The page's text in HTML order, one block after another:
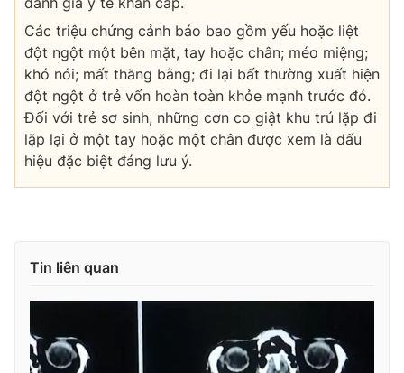
Các triệu chứng cảnh báo bao gồm yếu hoặc liệt
đột ngột một bên mặt, tay hoặc chân; méo miệng;
khó nói; mất thăng bằng; đi lại bất thường xuất hiện
đột ngột ở trẻ vốn hoàn toàn khỏe mạnh trước đó.
Đối với trẻ sơ sinh, những cơn co giật khu trú lặp đi
lặp lại ở một tay hoặc một chân được xem là dấu
hiệu đặc biệt đáng lưu ý.
Tin liên quan